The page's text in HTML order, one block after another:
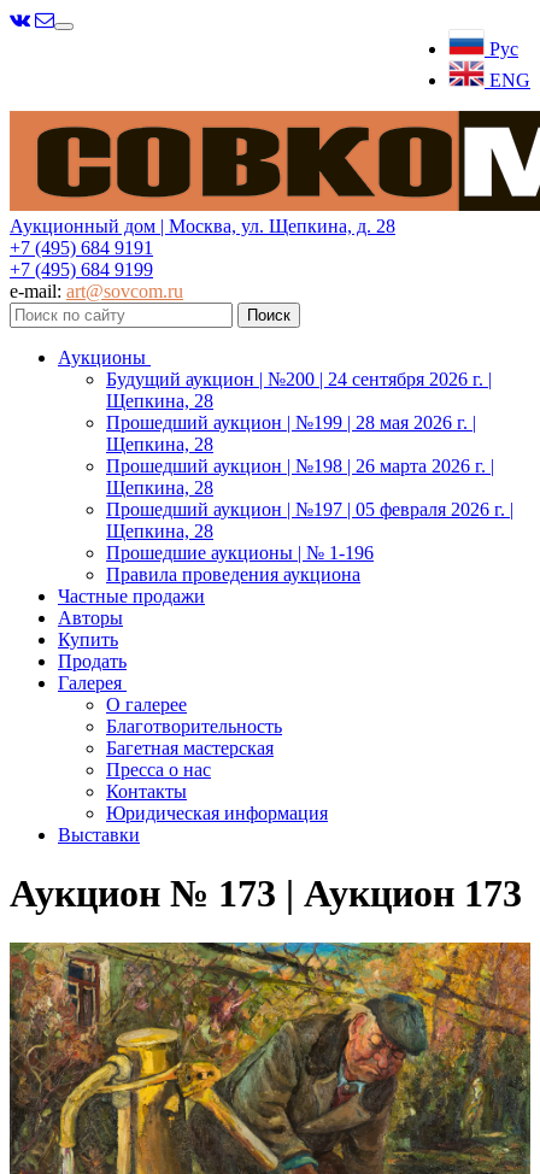
Рус
ENG
Меню
Аукционный дом | Москва, ул. Щепкина, д. 28
+7 (495) 684 9191
+7 (495) 684 9199
e-mail: art@sovcom.ru
Аукционы
Будущий аукцион | №200 | 24 сентября 2026 г. |
Щепкина, 28
Прошедший аукцион | №199 | 28 мая 2026 г. |
Щепкина, 28
Прошедший аукцион | №198 | 26 марта 2026 г. |
Щепкина, 28
Прошедший аукцион | №197 | 05 февраля 2026 г. |
Щепкина, 28
Прошедшие аукционы | № 1-196
Правила проведения аукциона
Частные продажи
Авторы
Купить
Продать
Галерея
О галерее
Благотворительность
Багетная мастерская
Пресса о нас
Контакты
Юридическая информация
Выставки
Аукцион № 173 | Аукцион 173